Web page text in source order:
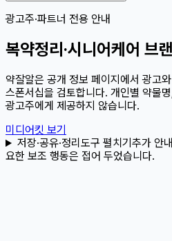
광고주·파트너 전용 안내
복약정리·시니어케어 브
약잘알은 공개 정보 페이지에서 광고
스폰서십을 검토합니다. 개인별 약물
광고주에게 제공하지 않습니다.
미디어킷 보기
저장·공유·정리도구 펼치기 추가 안
요한 보조 행동은 접어 두었습니다.